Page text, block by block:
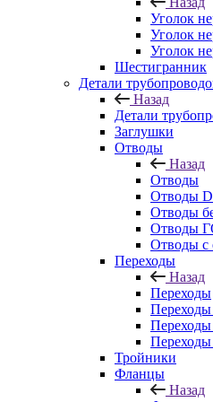
Уголок
Уголок
Уголок
Шестигранник
Детали
Назад
Детали
Заглушки
Отводы
Назад
Отводы
Отводы
Отводы
Отводы
Отводы с
Переходы
Назад
Переходы
Переходы
Тройники
Фланцы
Назад